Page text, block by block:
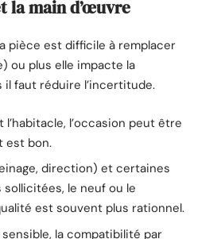
la main d’œuvre
pièce est difficile à remplacer
ou plus elle impacte la
faut réduire l’incertitude.
l’habitacle, l’occasion peut être
est bon.
direction) et certaines
le neuf ou le
est souvent plus rationnel.
la compatibilité par